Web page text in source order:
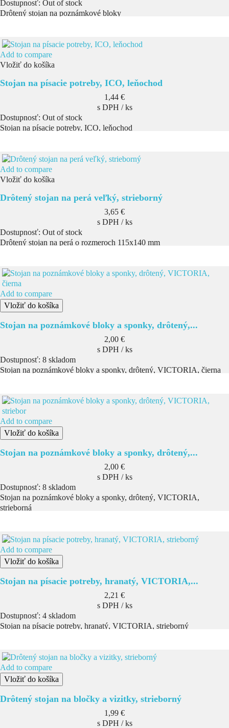
Dostupnosť: Out of stock
Drôtený stojan na poznámkové bloky
Add to compare
Vložiť do košíka
Stojan na písacie potreby, ICO, leňochod
Cena
1,44 €
s DPH / ks
Dostupnosť: Out of stock
Stojan na písacie potreby, ICO, leňochod
Add to compare
Vložiť do košíka
Drôtený stojan na perá veľký, strieborný
Cena
3,65 €
s DPH / ks
Dostupnosť: Out of stock
Drôtený stojan na perá o rozmeroch 115x140 mm
Add to compare
Vložiť do košíka
Stojan na poznámkové bloky a sponky, drôtený,...
Cena
2,00 €
s DPH / ks
Dostupnosť: 8 skladom
Stojan na poznámkové bloky a sponky, drôtený, VICTORIA, čierna
Add to compare
Vložiť do košíka
Stojan na poznámkové bloky a sponky, drôtený,...
Cena
2,00 €
s DPH / ks
Dostupnosť: 8 skladom
Stojan na poznámkové bloky a sponky, drôtený, VICTORIA,
strieborná
Add to compare
Vložiť do košíka
Stojan na písacie potreby, hranatý, VICTORIA,...
Cena
2,21 €
s DPH / ks
Dostupnosť: 4 skladom
Stojan na písacie potreby, hranatý, VICTORIA, strieborný
Add to compare
Vložiť do košíka
Drôtený stojan na bločky a vizitky, strieborný
Cena
1,99 €
s DPH / ks